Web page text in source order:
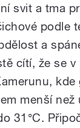
svit a tma
podle
a
cítí, že se
menší než
31°C.